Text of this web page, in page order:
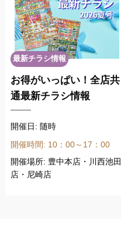
最新チラシ情報
お得がいっぱい！全店共
通最新チラシ情報
開催日: 随時
開催時間: 10：00～17：00
開催場所: 豊中本店・川西池田
店・尼崎店